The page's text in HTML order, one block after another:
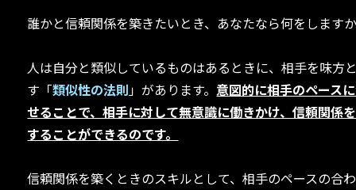
誰かと信頼関係を築きたいとき、あなたなら何をします
人は自分と類似しているものはあるときに、相手を味方
す「類似性の法則」があります。意図的に相手のペース
せることで、相手に対して無意識に働きかけ、信頼関係
することができるのです。
信頼関係を築くときのスキルとして、相手のペースの合